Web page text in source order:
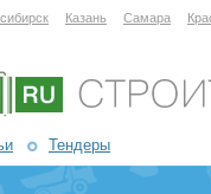
Казань Самара
Тендеры